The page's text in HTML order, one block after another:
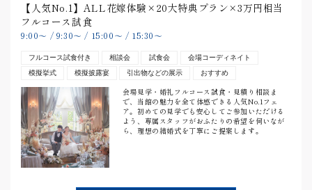
【人気No.1】ALL花嫁体験×20大特典プラン×3万円相当
フルコース試食
9:00〜 / 9:30〜 / 15:00〜 / 15:30〜
フルコース試食付き 相談会 試食会
会場コーディネイト
模擬挙式
模擬披露宴 引出物などの展示 おすすめ
会場見学・婚礼フルコース試食・見積り相談ま
で、当館の魅力を全て体感できる人気No.1フェ
ア。初めての見学でも安心してご参加いただける
よう、専属スタッフがおふたりの希望を伺いなが
ら、理想の結婚式を丁寧にご提案します。